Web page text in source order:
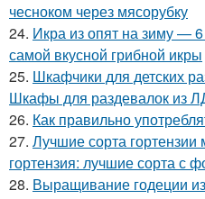
чесноком через мясорубку
24. Икра из опят на зиму —
самой вкусной грибной икры
25. Шкафчики для детских
Шкафы для раздевалок из
26. Как правильно
27. Лучшие сорта гортензии
гортензия: лучшие сорта с
28. Выращивание годеции